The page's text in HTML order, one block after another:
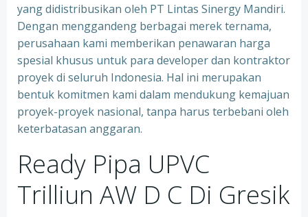
yang didistribusikan oleh PT Lintas Sinergy Mandiri.
Dengan menggandeng berbagai merek ternama,
perusahaan kami memberikan penawaran harga
spesial khusus untuk para developer dan kontraktor
proyek di seluruh Indonesia. Hal ini merupakan
bentuk komitmen kami dalam mendukung kemajuan
proyek-proyek nasional, tanpa harus terbebani oleh
keterbatasan anggaran.
Ready Pipa UPVC
Trilliun AW D C Di Gresik